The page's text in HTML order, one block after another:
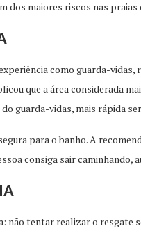
dos maiores riscos nas
como guarda-
que a área considerada
guarda-vidas, mais rápida
para o banho. A
consiga sair caminhando,
não tentar realizar o